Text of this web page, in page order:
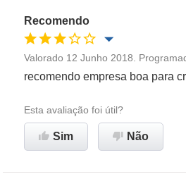
Recomendo
Oportunidade de promoção
Ambiente de trabalho
Recomenda esta empresa
Valorado 12 Junho 2018.
recomendo empresa boa para
Esta avaliação foi útil?
Sim Não